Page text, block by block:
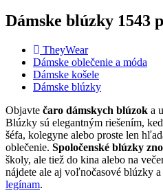
Dámske blúzky 1543
TheyWear
Dámske oblečenie a móda
Dámske košele
Dámske blúzky
Objavte čaro dámskych blúzok a
Blúzky sú elegantným riešením,
šéfa, kolegyne alebo proste len
oblečenie. Spoločenské blúzky
školy, ale tiež do kina alebo na
nájdete ale aj voľnočasové blúzky
legínam.